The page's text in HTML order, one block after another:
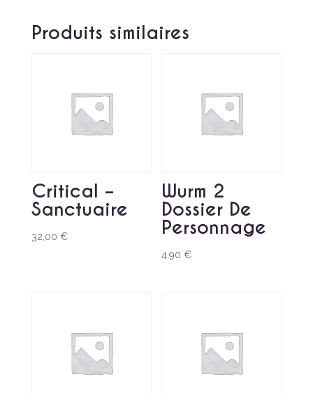
Produits similaires
Critical –
Sanctuaire
32,00 €
Wurm 2
Dossier De
Personnage
4,90€